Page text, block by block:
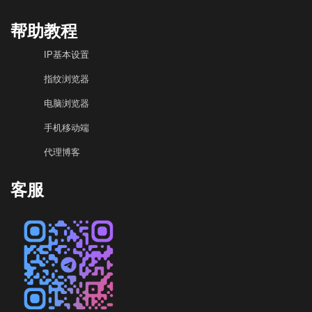
帮助教程
IP基本设置
指纹浏览器
电脑浏览器
手机移动端
代理博客
客服